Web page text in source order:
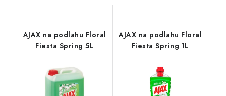
AJAX na podlahu Floral
Fiesta Spring 5L
AJAX na podlahu Floral
Fiesta Spring 1L